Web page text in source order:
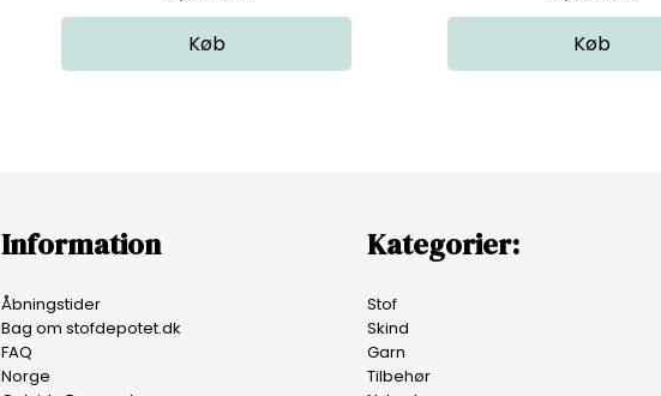
Information
Åbningstider
Bag om stofdepotet.dk
FAQ
Norge
Kategorier:
Stof
Skind
Garn
Tilbehør